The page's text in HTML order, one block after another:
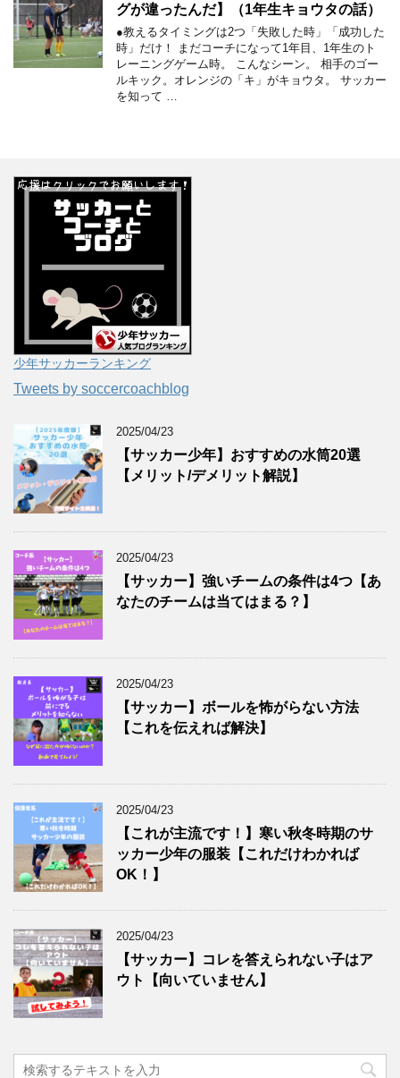
グが違ったんだ】（1年生キョウタの話）
●教えるタイミングは2つ「失敗した時」「成功した
時」だけ！ まだコーチになって1年目、1年生のト
レーニングゲーム時。 こんなシーン。 相手のゴー
ルキック。オレンジの「キ」がキョウタ。 サッカー
を知って …
少年サッカーランキング
Tweets by soccercoachblog
2025/04/23
【サッカー少年】おすすめの水筒20選
【メリット/デメリット解説】
2025/04/23
【サッカー】強いチームの条件は4つ【あ
なたのチームは当てはまる？】
2025/04/23
【サッカー】ボールを怖がらない方法
【これを伝えれば解決】
2025/04/23
【これが主流です！】寒い秋冬時期のサ
ッカー少年の服装【これだけわかれば
OK！】
2025/04/23
【サッカー】コレを答えられない子はア
ウト【向いていません】